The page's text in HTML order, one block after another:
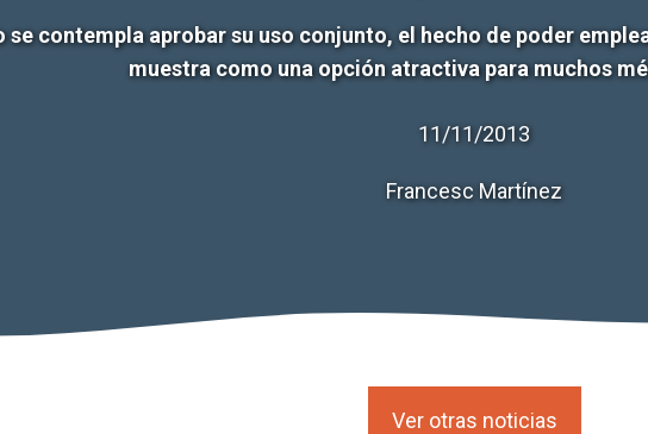
se contempla aprobar su uso conjunto, el hecho de poder
muestra como una opción atractiva para muchos
11/11/2013
Francesc Martínez
Ver otras noticias